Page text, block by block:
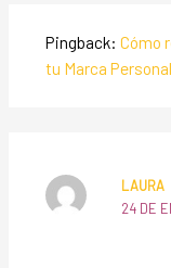
Pingback: Cómo
tu Marca
LAURA
24 DE